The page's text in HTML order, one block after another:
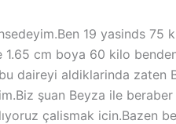
19 yasinds
cm boya 60 kilo
daireyi aldiklarinda
şuan Beyza ile
çalismak icin.Bazen